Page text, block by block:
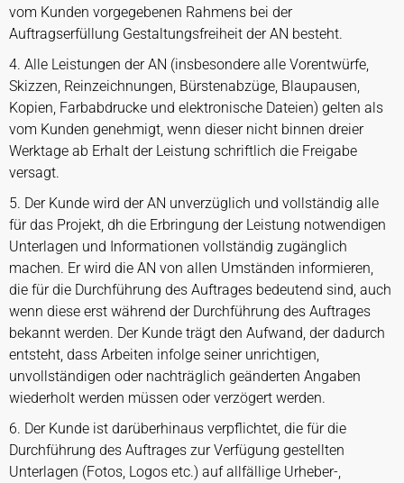
vom Kunden vorgegebenen Rahmens bei der
Auftragserfüllung Gestaltungsfreiheit der AN besteht.
4. Alle Leistungen der AN (insbesondere alle Vorentwürfe,
Skizzen, Reinzeichnungen, Bürstenabzüge, Blaupausen,
Kopien, Farbabdrucke und elektronische Dateien) gelten als
vom Kunden genehmigt, wenn dieser nicht binnen dreier
Werktage ab Erhalt der Leistung schriftlich die Freigabe
versagt.
5. Der Kunde wird der AN unverzüglich und vollständig alle
für das Projekt, dh die Erbringung der Leistung notwendigen
Unterlagen und Informationen vollständig zugänglich
machen. Er wird die AN von allen Umständen informieren,
die für die Durchführung des Auftrages bedeutend sind, auch
wenn diese erst während der Durchführung des Auftrages
bekannt werden. Der Kunde trägt den Aufwand, der dadurch
entsteht, dass Arbeiten infolge seiner unrichtigen,
unvollständigen oder nachträglich geänderten Angaben
wiederholt werden müssen oder verzögert werden.
6. Der Kunde ist darüberhinaus verpflichtet, die für die
Durchführung des Auftrages zur Verfügung gestellten
Unterlagen (Fotos, Logos etc.) auf allfällige Urheber-,